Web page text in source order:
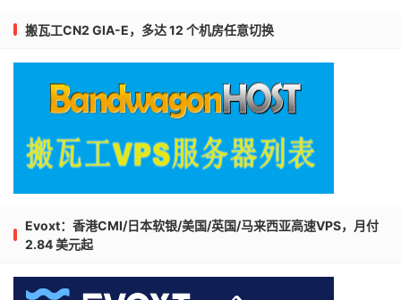
搬瓦工CN2 GIA-E，多达 12 个机房任意切换
Evoxt：香港CMI/日本软银/美国/英国/马来西亚高速VPS，月付
2.84 美元起